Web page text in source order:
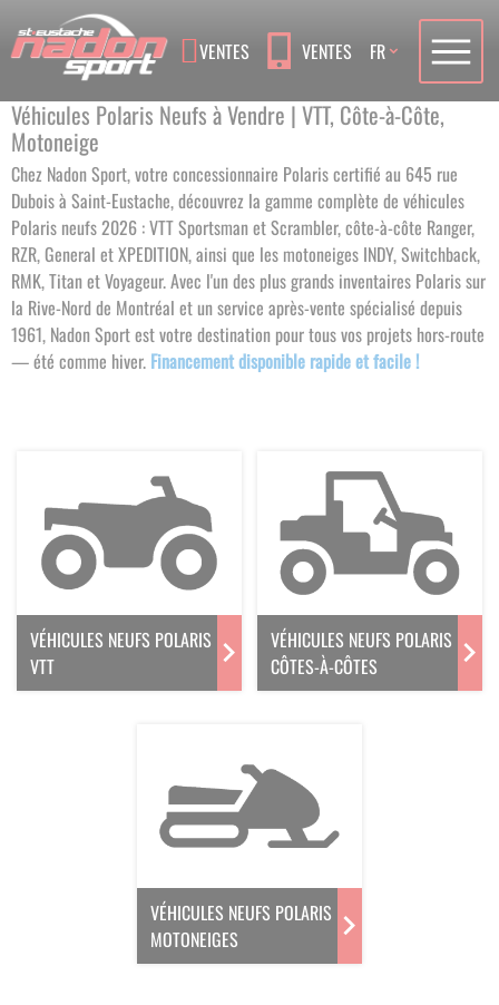
VENTES VENTES Language
FR
Véhicules Polaris Neufs à Vendre | VTT, Côte-à-Côte,
Motoneige
Chez Nadon Sport, votre concessionnaire Polaris certifié au 645 rue
Dubois à Saint-Eustache, découvrez la gamme complète de véhicules
Polaris neufs 2026 : VTT Sportsman et Scrambler, côte-à-côte Ranger,
RZR, General et XPEDITION, ainsi que les motoneiges INDY, Switchback,
RMK, Titan et Voyageur. Avec l'un des plus grands inventaires Polaris sur
la Rive-Nord de Montréal et un service après-vente spécialisé depuis
1961, Nadon Sport est votre destination pour tous vos projets hors-route
— été comme hiver. Financement disponible rapide et facile !
VÉHICULES NEUFS POLARIS
VTT
VÉHICULES NEUFS POLARIS
CÔTES-À-CÔTES
VÉHICULES NEUFS POLARIS
MOTONEIGES